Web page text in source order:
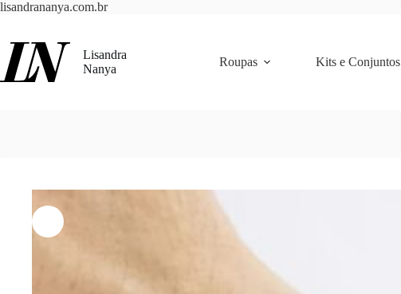
lisandrananya.com.brPular
conteúdo
Lisandra
Nanya
Roupas Kits e Conjuntos